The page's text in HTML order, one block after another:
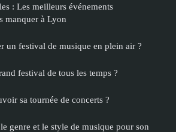
: Les meilleurs événements
manquer à Lyon
un festival de musique en plein air ?
festival de tous les temps ?
sa tournée de concerts ?
genre et le style de musique pour son